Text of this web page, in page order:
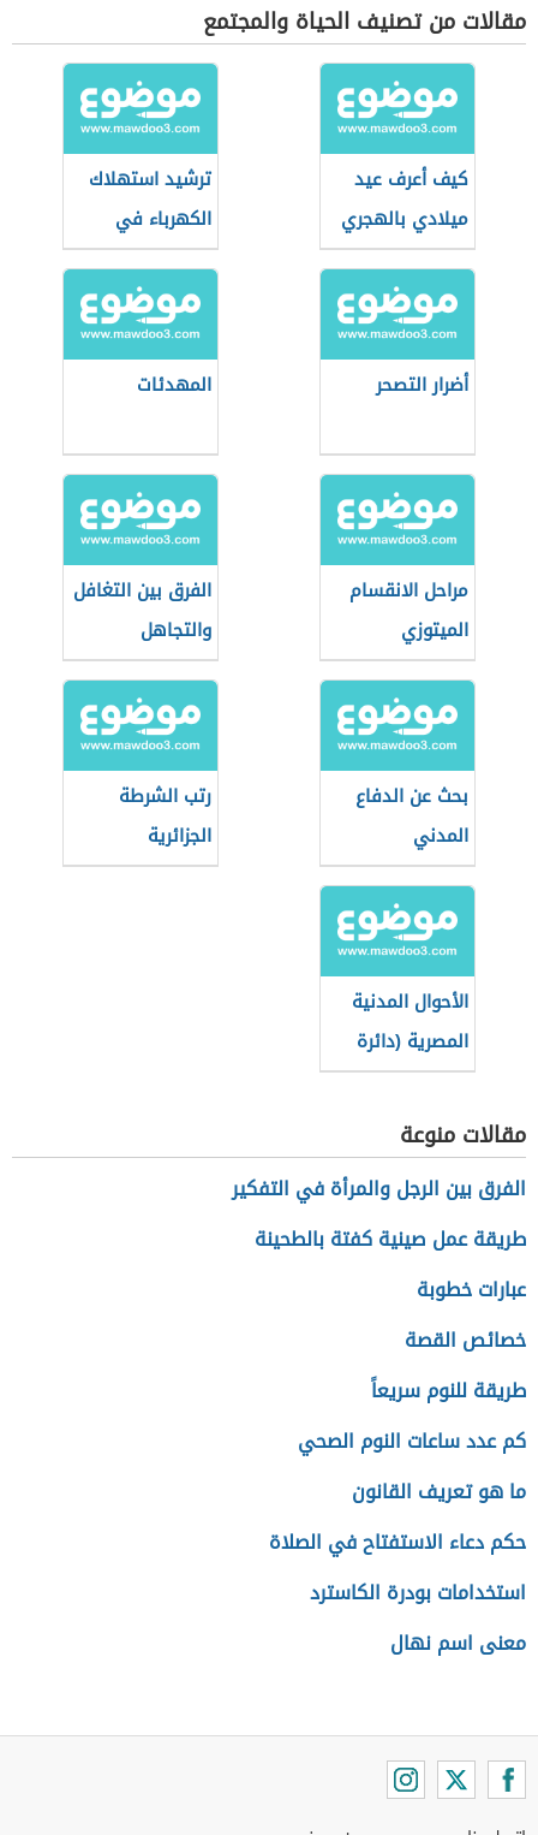
مقالات من تصنيف الحياة والمجتمع
كيف أعرف عيد
ميلادي بالهجري
ترشيد استهلاك
الكهرباء في
المدرسة
أضرار التصحر المهدئات
مراحل الانقسام
الميتوزي
الفرق بين التغافل
والتجاهل
بحث عن الدفاع
المدني
رتب الشرطة
الجزائرية
الأحوال المدنية
المصرية (دائرة
حكومية)
مقالات منوعة
الفرق بين الرجل والمرأة في التفكير
طريقة عمل صينية كفتة بالطحينة
عبارات خطوبة
خصائص القصة
طريقة للنوم سريعاً
كم عدد ساعات النوم الصحي
ما هو تعريف القانون
حكم دعاء الاستفتاح في الصلاة
استخدامات بودرة الكاسترد
معنى اسم نهال